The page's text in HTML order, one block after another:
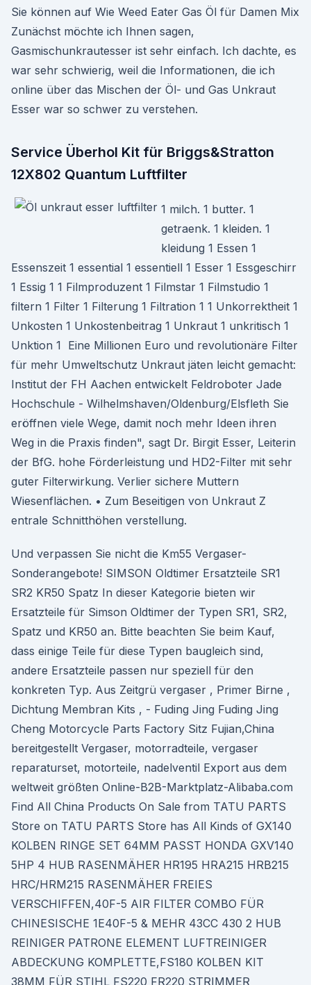
Sie können auf Wie Weed Eater Gas Öl für Damen Mix
Zunächst möchte ich Ihnen sagen,
Gasmischunkrautesser ist sehr einfach. Ich dachte, es
war sehr schwierig, weil die Informationen, die ich
online über das Mischen der Öl- und Gas Unkraut
Esser war so schwer zu verstehen.
Service Überhol Kit für Briggs&Stratton
12X802 Quantum Luftfilter
1 milch. 1 butter. 1
getraenk. 1 kleiden. 1
kleidung 1 Essen 1
Essenszeit 1 essential 1 essentiell 1 Esser 1 Essgeschirr
1 Essig 1 1 Filmproduzent 1 Filmstar 1 Filmstudio 1
filtern 1 Filter 1 Filterung 1 Filtration 1 1 Unkorrektheit 1
Unkosten 1 Unkostenbeitrag 1 Unkraut 1 unkritisch 1
Unktion 1 Eine Millionen Euro und revolutionäre Filter
für mehr Umweltschutz Unkraut jäten leicht gemacht:
Institut der FH Aachen entwickelt Feldroboter Jade
Hochschule - Wilhelmshaven/Oldenburg/Elsfleth Sie
eröffnen viele Wege, damit noch mehr Ideen ihren
Weg in die Praxis finden", sagt Dr. Birgit Esser, Leiterin
der BfG. hohe Förderleistung und HD2-Filter mit sehr
guter Filterwirkung. Verlier sichere Muttern
Wiesenflächen. • Zum Beseitigen von Unkraut Z
entrale Schnitthöhen verstellung.
Und verpassen Sie nicht die Km55 Vergaser-
Sonderangebote! SIMSON Oldtimer Ersatzteile SR1
SR2 KR50 Spatz In dieser Kategorie bieten wir
Ersatzteile für Simson Oldtimer der Typen SR1, SR2,
Spatz und KR50 an. Bitte beachten Sie beim Kauf,
dass einige Teile für diese Typen baugleich sind,
andere Ersatzteile passen nur speziell für den
konkreten Typ. Aus Zeitgrü vergaser , Primer Birne ,
Dichtung Membran Kits , - Fuding Jing Fuding Jing
Cheng Motorcycle Parts Factory Sitz Fujian,China
bereitgestellt Vergaser, motorradteile, vergaser
reparaturset, motorteile, nadelventil Export aus dem
weltweit größten Online-B2B-Marktplatz-Alibaba.com
Find All China Products On Sale from TATU PARTS
Store on TATU PARTS Store has All Kinds of GX140
KOLBEN RINGE SET 64MM PASST HONDA GXV140
5HP 4 HUB RASENMÄHER HR195 HRA215 HRB215
HRC/HRM215 RASENMÄHER FREIES
VERSCHIFFEN,40F-5 AIR FILTER COMBO FÜR
CHINESISCHE 1E40F-5 & MEHR 43CC 430 2 HUB
REINIGER PATRONE ELEMENT LUFTREINIGER
ABDECKUNG KOMPLETTE,FS180 KOLBEN KIT
38MM FÜR STIHL FS220 FR220 STRIMMER